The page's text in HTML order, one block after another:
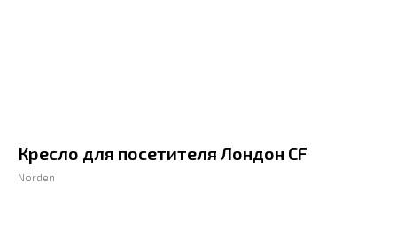
Кресло для посетителя Лондон CF
Norden